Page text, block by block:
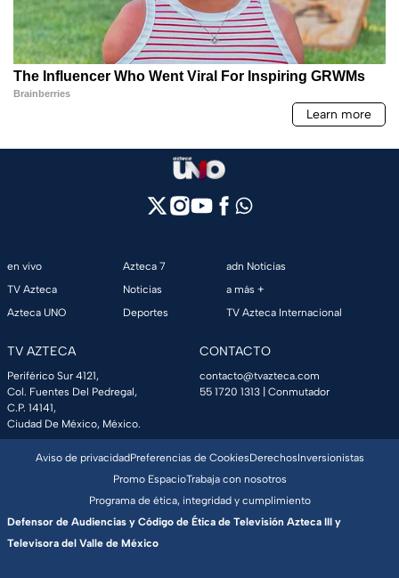
en vivo
TV Azteca
Azteca UNO
Azteca 7
Noticias
Deportes
adn Noticias
a más +
TV Azteca Internacional
TV AZTECA
Periférico Sur 4121,
Col. Fuentes Del Pedregal,
C.P. 14141,
Ciudad De México, México.
CONTACTO
contacto@tvazteca.com
55 1720 1313 | Conmutador
Aviso de privacidadPreferencias de CookiesDerechosInversionistas
Promo EspacioTrabaja con nosotros
Programa de ética, integridad y cumplimiento
Defensor de Audiencias y Código de Ética de Televisión Azteca III y
Televisora del Valle de México